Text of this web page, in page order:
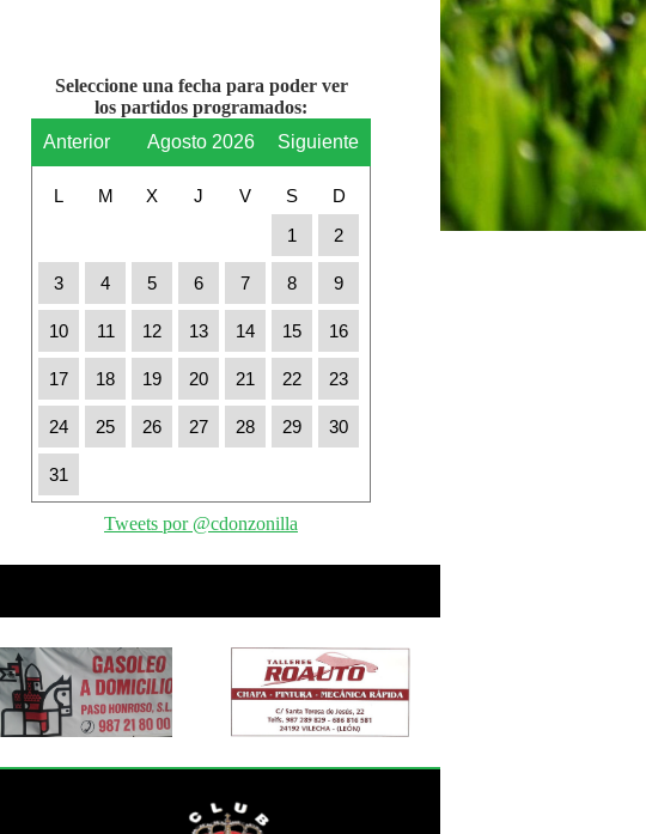
Seleccione una fecha para poder ver
los partidos programados:
Anterior
Agosto 2026 Siguiente
L M X J V S
D
1
2
3 4 5 6 7 8 9
10 11 12 13 14 15 16
17 18 19 20 21 22 23
24 25 26 27 28 29 30
31
Tweets por @cdonzonilla